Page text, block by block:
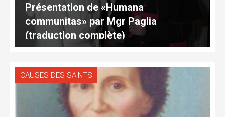
Présentation de «Humana
communitas» par Mgr Paglia
(traduction complète)
CAUSES DES SAINTS